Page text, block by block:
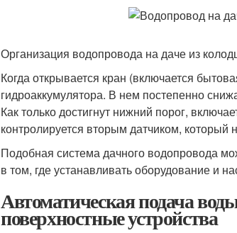
Организация водопровода на даче из
Когда открывается кран (включается
гидроаккумулятора. В нем постепенно
Как только достигнут нижний порог,
контролируется вторым датчиком, который
Подобная система дачного водопровода
в том, где устанавливать оборудование и
Автоматическая подача
поверхностные устройства